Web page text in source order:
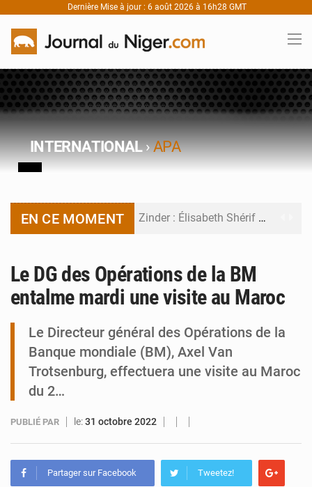
Dernière Mise à jour : 6 août 2026 à 16h28 GMT
INTERNATIONAL›APA
EN CE MOMENT Zinder : Élisabeth Shérif visite l’école Birni Garçon
Tibiri : le dialogue, nouveau terrain de jeu pour la paix
Le DG des Opérations de la BM
entalme mardi une visite au Maroc
Le Directeur général des Opérations de la
Banque mondiale (BM), Axel Van
Trotsenburg, effectuera une visite au Maroc
du 2…
PUBLIÉ PAR le:31 octobre 2022
Partager sur Facebook Tweetez!